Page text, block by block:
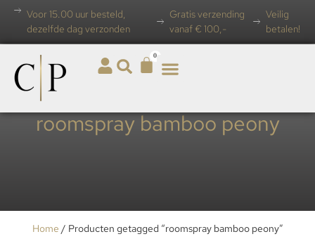
Voor 15.00 uur besteld,
dezelfde dag verzonden
Gratis verzending
vanaf € 100,-
Veilig
betalen!
0
roomspray bamboo peony
Home / Producten getagged “roomspray bamboo peony”